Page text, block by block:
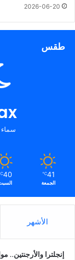
2026-06-20
طقس
سماء
41
℃
الجمعة
40
الأشهر
إنجلترا والأرجنتين..